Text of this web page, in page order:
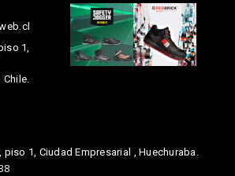
1,
piso 1, Ciudad Empresarial , Huechuraba.